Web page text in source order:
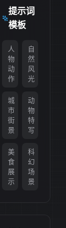
提示词
模板
人
物
动
作
自
然
风
光
城
市
街
景
动
物
特
写
美
食
展
示
科
幻
场
景